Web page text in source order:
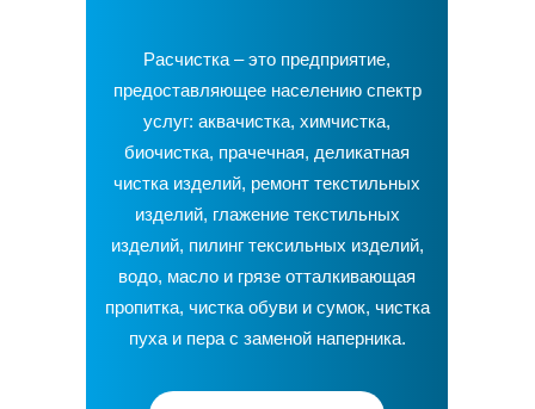
Расчистка – это предприятие,
предоставляющее населению спектр
услуг: аквачистка, химчистка,
биочистка, прачечная, деликатная
чистка изделий, ремонт текстильных
изделий, глажение текстильных
изделий, пилинг тексильных изделий,
водо, масло и грязе отталкивающая
пропитка, чистка обуви и сумок, чистка
пуха и пера с заменой наперника.